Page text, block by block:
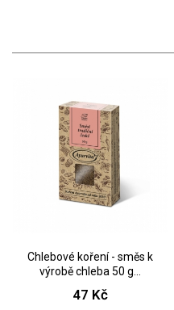
Chlebové koření - směs k
výrobě chleba 50 g...
47 Kč